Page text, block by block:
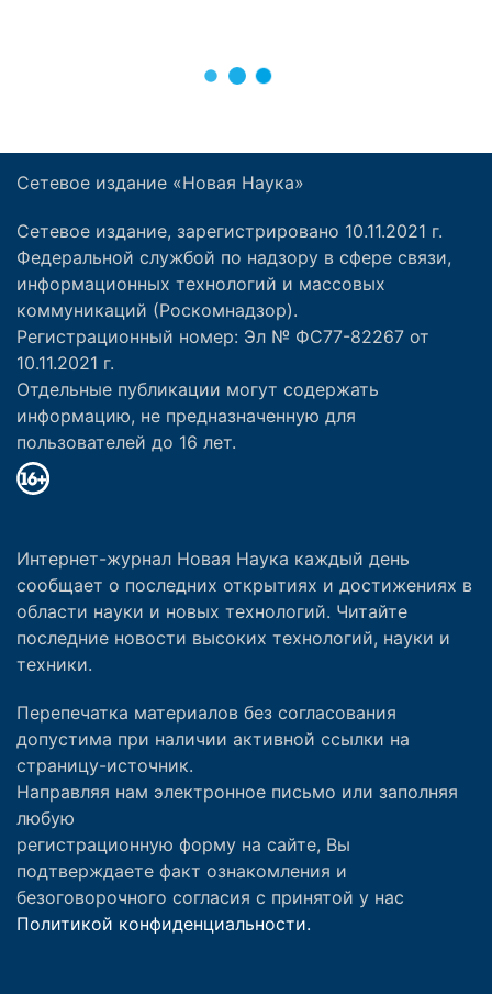
Сетевое издание «Новая Наука»
Сетевое издание, зарегистрировано 10.11.2021 г.
Федеральной службой по надзору в сфере связи,
информационных технологий и массовых
коммуникаций (Роскомнадзор).
Регистрационный номер: Эл № ФС77-82267 от
10.11.2021 г.
Отдельные публикации могут содержать
информацию, не предназначенную для
пользователей до 16 лет.
Интернет-журнал Новая Наука каждый день
сообщает о последних открытиях и достижениях в
области науки и новых технологий. Читайте
последние новости высоких технологий, науки и
техники.
Перепечатка материалов без согласования
допустима при наличии активной ссылки на
страницу-источник.
Направляя нам электронное письмо или заполняя
любую
регистрационную форму на сайте, Вы
подтверждаете факт ознакомления и
безоговорочного согласия с принятой у нас
Политикой конфиденциальности.